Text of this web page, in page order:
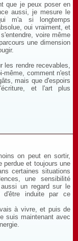
que je peux poser en
aussi, je mesure le
m'a si longtemps
oui vraiment, et
voire même
une dimension
les rendre recevables,
même, comment n'est
mais que d'espoirs
et l'art plus
on peut en sortir,
perdue et toujours une
certaines situations
une sensibilité
un regard sur le
d'être induite par ce
à vivre, et puis de
suis maintenant avec